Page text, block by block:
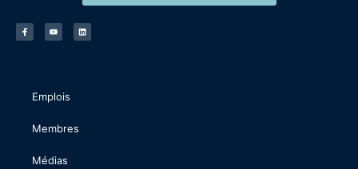
Emplois
Membres
Médias